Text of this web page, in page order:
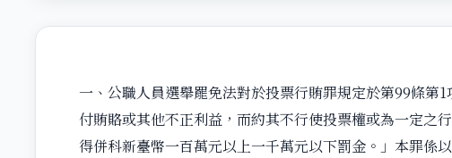
一、公職人員選舉罷免法對於投票行賄罪規定於第99條第
付賄賂或其他不正利益，而約其不行使投票權或為一定之
得併科新臺幣一百萬元以上一千萬元以下罰金。」本罪係